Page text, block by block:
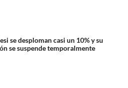
se desploman casi un 10% y su
se suspende temporalmente